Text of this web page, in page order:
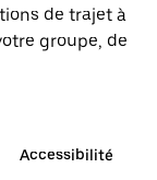
de trajet à
groupe, de
Accessibilité